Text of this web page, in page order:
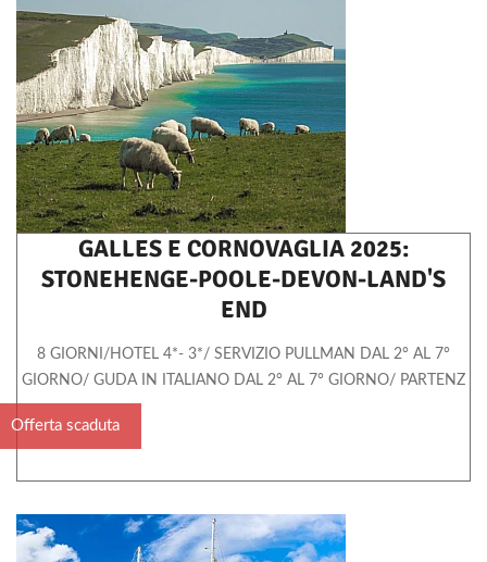
Offerta scaduta
GALLES E CORNOVAGLIA 2025:
STONEHENGE-POOLE-DEVON-LAND'S
END
8 GIORNI/HOTEL 4*- 3*/ SERVIZIO PULLMAN DAL 2° AL 7°
GIORNO/ GUDA IN ITALIANO DAL 2° AL 7° GIORNO/ PARTENZ